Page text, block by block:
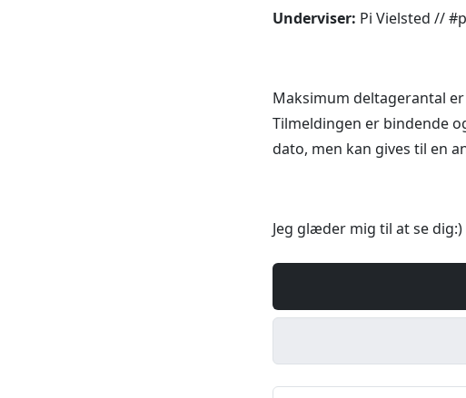
Underviser: Pi Vielsted //
Maksimum deltagerantal
Tilmeldingen er bindende
dato, men kan gives til en
Jeg glæder mig til at se dig:)